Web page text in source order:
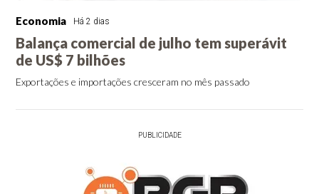
Economia Há 2 dias
Balança comercial de julho tem superávit
de US$ 7 bilhões
Exportações e importações cresceram no mês passado
PUBLICIDADE